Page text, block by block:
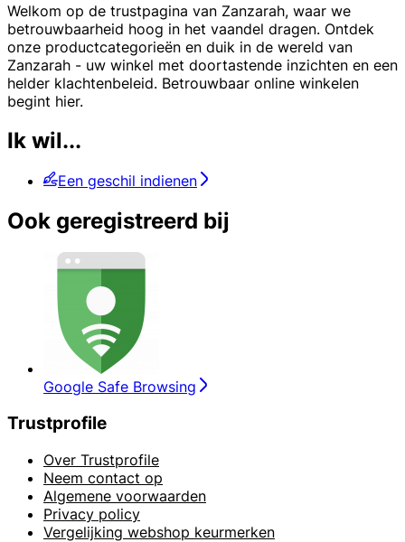
Welkom op de trustpagina van Zanzarah, waar we
betrouwbaarheid hoog in het vaandel dragen. Ontdek
onze productcategorieën en duik in de wereld van
Zanzarah - uw winkel met doortastende inzichten en een
helder klachtenbeleid. Betrouwbaar online winkelen
begint hier.
Ik wil...
Een geschil indienen
Ook geregistreerd bij
Google Safe Browsing
Trustprofile
Over Trustprofile
Neem contact op
Algemene voorwaarden
Privacy policy
Vergelijking webshop keurmerken